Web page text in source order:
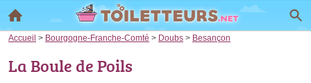
Accueil > Bourgogne-Franche-Comté > Doubs > Besançon
La Boule de Poils